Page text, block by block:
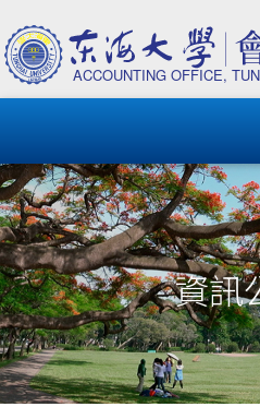
資訊